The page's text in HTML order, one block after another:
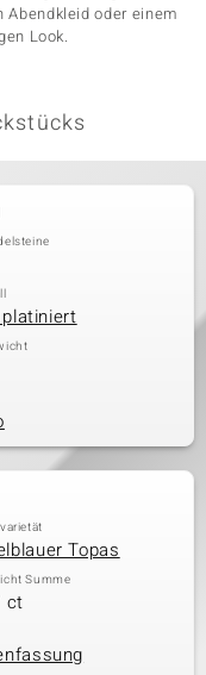
oder einem
Look.
Topas
Summe
ct